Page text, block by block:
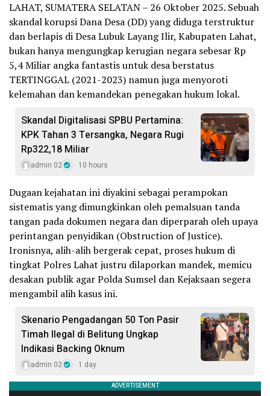
LAHAT, SUMATERA SELATAN – 26 Oktober 2025. Sebuah
skandal korupsi Dana Desa (DD) yang diduga terstruktur
dan berlapis di Desa Lubuk Layang Ilir, Kabupaten Lahat,
bukan hanya mengungkap kerugian negara sebesar Rp
5,4 Miliar angka fantastis untuk desa berstatus
TERTINGGAL (2021-2023) namun juga menyoroti
kelemahan dan kemandekan penegakan hukum lokal.
Skandal Digitalisasi SPBU Pertamina:
KPK Tahan 3 Tersangka, Negara Rugi
Rp322,18 Miliar
admin 02 10 hours
Dugaan kejahatan ini diyakini sebagai perampokan
sistematis yang dimungkinkan oleh pemalsuan tanda
tangan pada dokumen negara dan diperparah oleh upaya
perintangan penyidikan (Obstruction of Justice).
Ironisnya, alih-alih bergerak cepat, proses hukum di
tingkat Polres Lahat justru dilaporkan mandek, memicu
desakan publik agar Polda Sumsel dan Kejaksaan segera
mengambil alih kasus ini.
Skenario Pengadangan 50 Ton Pasir
Timah Ilegal di Belitung Ungkap
Indikasi Backing Oknum
admin 02 1 day